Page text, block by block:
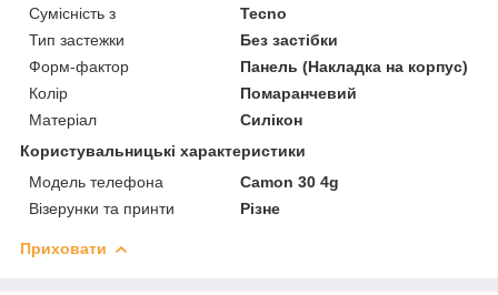
Сумісність з
Tecno
Тип застежки
Без застібки
Форм-фактор
Панель (Накладка на корпус)
Колір
Помаранчевий
Матеріал
Силікон
Користувальницькі характеристики
Модель телефона
Camon 30 4g
Візерунки та принти
Різне
Приховати